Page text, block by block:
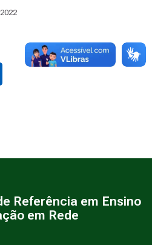
Referência em Ensino
em Rede